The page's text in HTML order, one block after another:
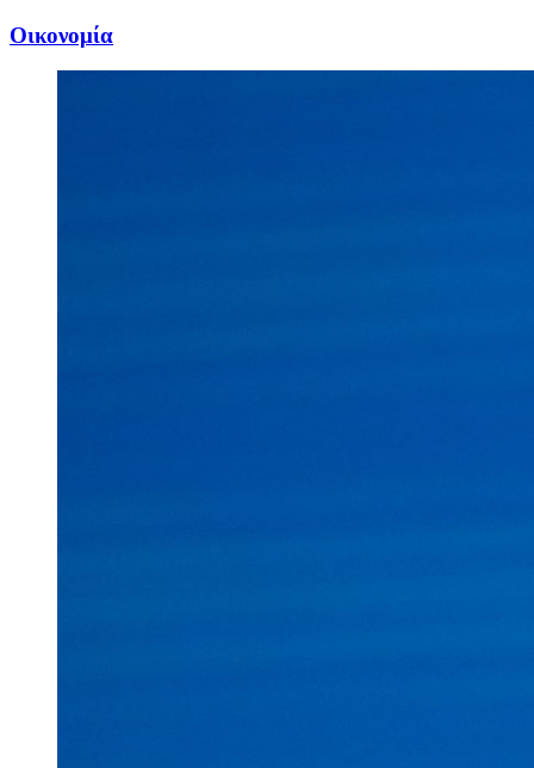
Oικονομία